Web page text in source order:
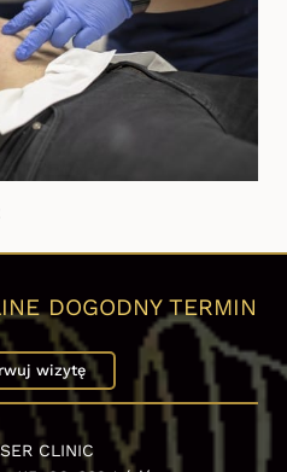
DOGODNY TERMIN
wizytę
CLINIC